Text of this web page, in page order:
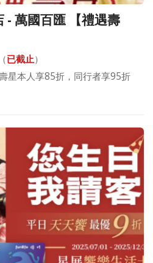
- 萬國百匯 【禮遇壽
（已截止）
星本人享85折，同行者享95折